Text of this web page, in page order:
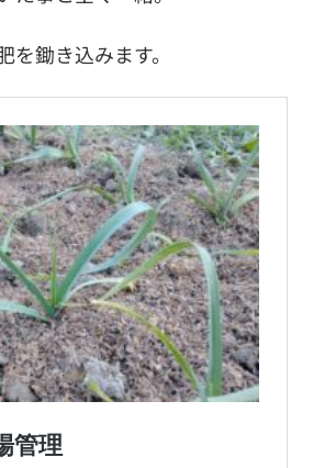
鋤き込みます。